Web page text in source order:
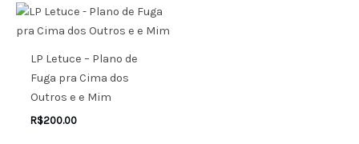
LP Letuce – Plano de
Fuga pra Cima dos
Outros e e Mim
R$200.00